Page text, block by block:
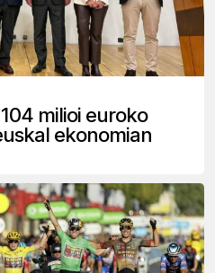
milioi euroko
ekonomian